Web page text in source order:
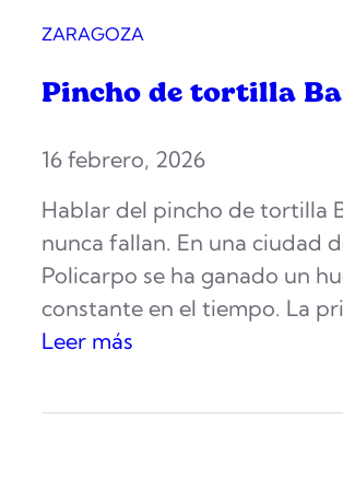
ZARAGOZA
Pincho de tortilla
16 febrero, 2026
Hablar del pincho de tortilla
nunca fallan. En una ciudad
Policarpo se ha ganado un
constante en el tiempo. La
Leer más
i